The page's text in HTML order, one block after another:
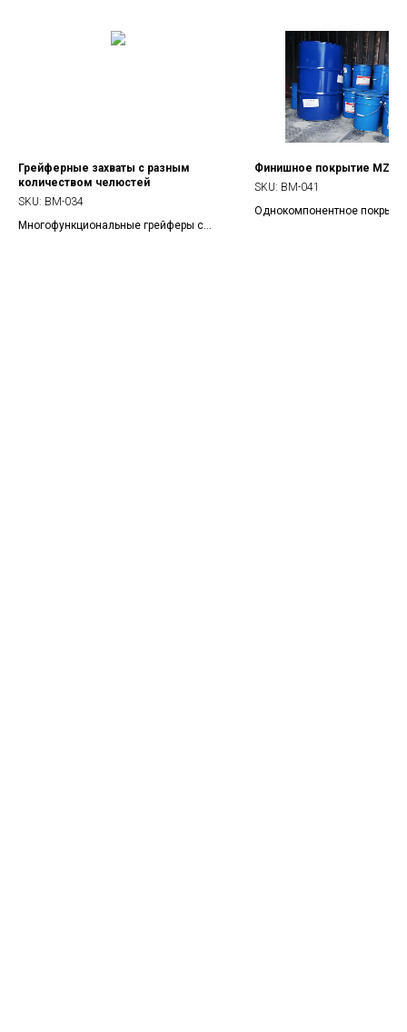
Грейферные захваты с разным
количеством челюстей
SKU: BM-034
Многофункциональные грейферы с
Финишное покрытие MZ
SKU: BM-041
Однокомпонентное